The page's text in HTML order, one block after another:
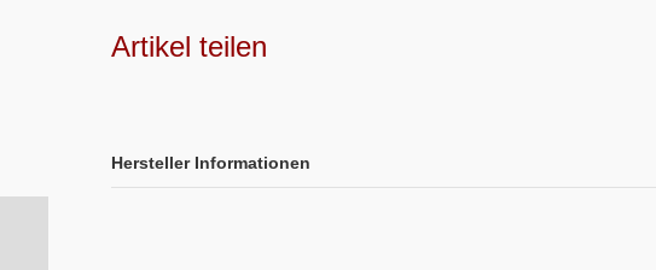
Artikel teilen
Hersteller Informationen